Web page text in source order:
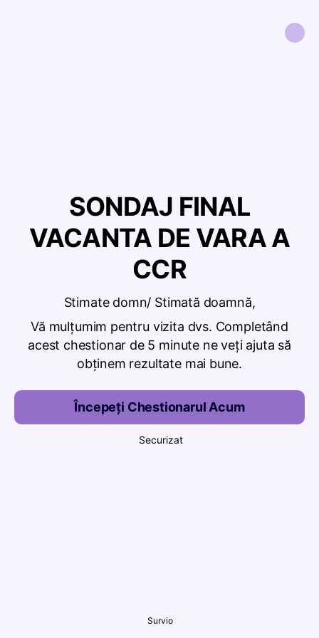
SONDAJ FINAL
VACANTA DE VARA A
CCR
Stimate domn/ Stimată doamnă,
Vă mulțumim pentru vizita dvs. Completând
acest chestionar de 5 minute ne veți ajuta să
obținem rezultate mai bune.
Începeți Chestionarul Acum
Securizat
Survio